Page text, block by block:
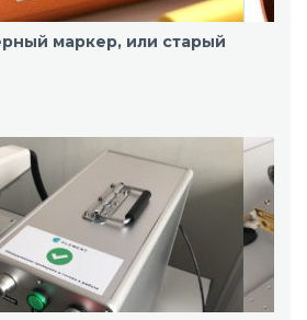
маркер, или старый